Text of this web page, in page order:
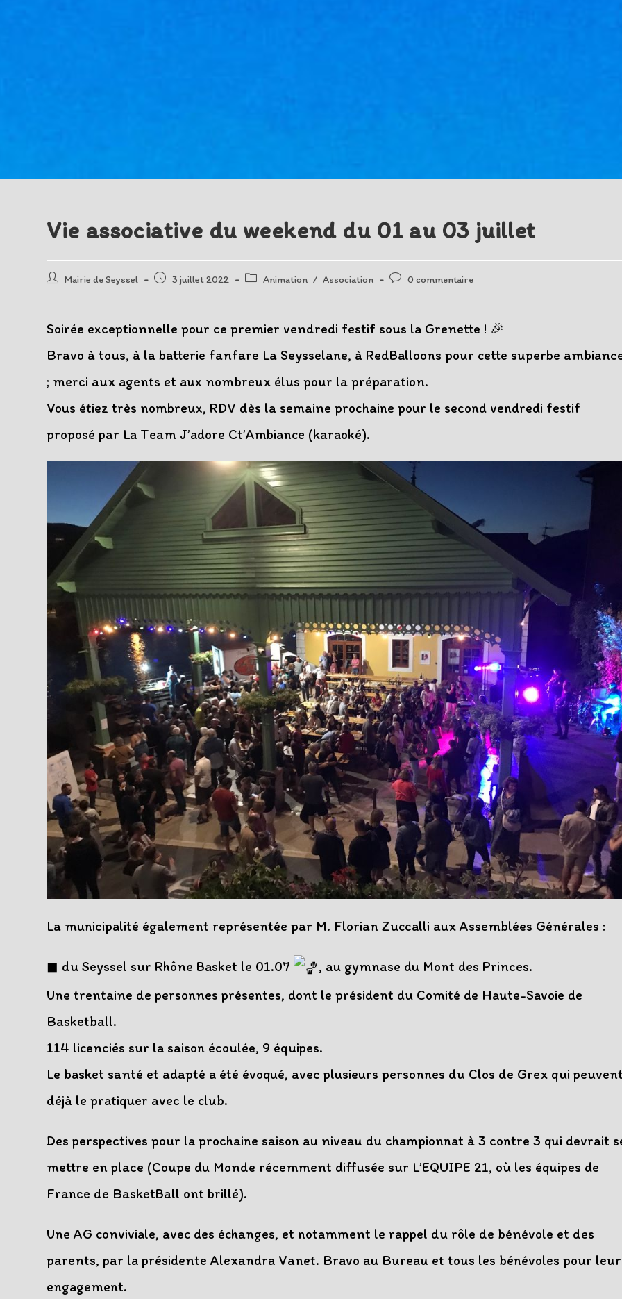
Vie associative du weekend du 01 au 03 juillet
Auteur/autrice
publication :
Mairie de Seyssel
Post3 juillet 2022
PostAnimation / Association
Post0 commentaire
Soirée exceptionnelle pour ce premier vendredi festif sous la Grenette ! 🎉
Bravo à tous, à la batterie fanfare La Seysselane, à RedBalloons pour cette superbe
; merci aux agents et aux nombreux élus pour la préparation.
Vous étiez très nombreux, RDV dès la semaine prochaine pour le second vendredi festif
proposé par La Team J’adore Ct’Ambiance (karaoké).
La municipalité également représentée par M. Florian Zuccalli aux Assemblées Générales :
◼ du Seyssel sur Rhône Basket le 01.07
, au gymnase du Mont des Princes.
Une trentaine de personnes présentes, dont le président du Comité de Haute-Savoie de
Basketball.
114 licenciés sur la saison écoulée, 9 équipes.
Le basket santé et adapté a été évoqué, avec plusieurs personnes du Clos de Grex qui
déjà le pratiquer avec le club.
Des perspectives pour la prochaine saison au niveau du championnat à 3 contre 3 qui devrait
mettre en place (Coupe du Monde récemment diffusée sur L’EQUIPE 21, où les équipes de
France de BasketBall ont brillé).
Une AG conviviale, avec des échanges, et notamment le rappel du rôle de bénévole et des
parents, par la présidente Alexandra Vanet. Bravo au Bureau et tous les bénévoles pour leur
engagement.